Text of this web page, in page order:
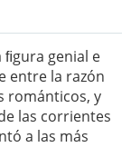
ﬁgura genial e
entre la razón
románticos, y
las corrientes
a las más